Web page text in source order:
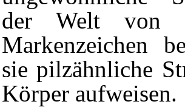
der Welt von
Markenzeichen
sie pilzähnliche
Körper aufweisen.